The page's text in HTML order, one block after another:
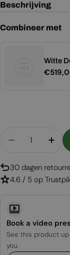
Beschrijving
Combineer met
Witte
Aantal
30 dagen
4.6 / 5 op
Book a video
See this product
you.